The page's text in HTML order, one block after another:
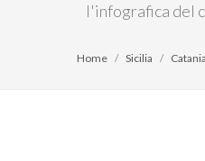
l'infografica del
Home Sicilia Catania